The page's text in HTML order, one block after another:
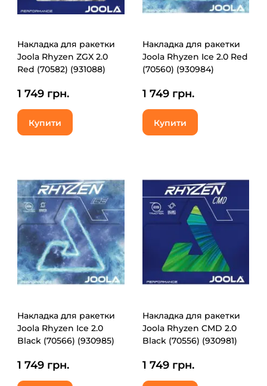
Накладка для ракетки
Joola Rhyzen ZGX 2.0
Red (70582) (931088)
1 749 грн.
Купити
Накладка для ракетки
Joola Rhyzen Ice 2.0 Red
(70560) (930984)
1 749 грн.
Купити
Накладка для ракетки
Joola Rhyzen Ice 2.0
Black (70566) (930985)
1 749 грн.
Накладка для ракетки
Joola Rhyzen CMD 2.0
Black (70556) (930981)
1 749 грн.